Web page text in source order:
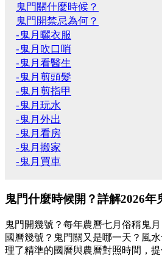
鬼門關什麼時候？
鬼門開禁忌為何？
-鬼月曬衣服
-鬼月吹口哨
-鬼月看醫生
-鬼月剪頭髮
-鬼月剪指甲
-鬼月玩水
-鬼月外出
-鬼月看房
-鬼月搬家
-鬼月買車
鬼門什麼時候開？詳解2026年
鬼門開幾號？每年農曆七月俗稱鬼
國曆幾號？鬼門關又是哪一天？風
理了精準的國曆與農曆對照時間，提